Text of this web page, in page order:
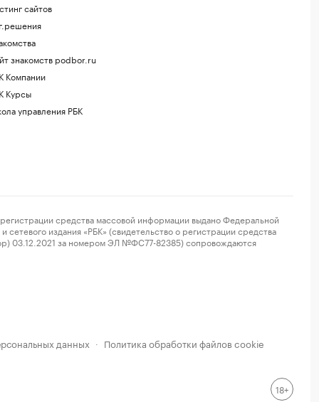
сайтов
знакомств podbor.ru
Компании
Курсы
управления РБК
средства массовой информации выдано Федеральной
издания «РБК» (свидетельство о регистрации средства
03.12.2021 за номером ЭЛ №ФС77-82385) сопровождаются
данных · Политика обработки файлов cookie
18+